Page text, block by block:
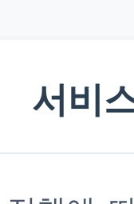
서비